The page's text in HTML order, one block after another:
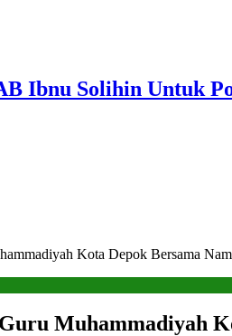
Ibnu Solihin Untuk
Kota Depok Bersama
Muhammadiyah